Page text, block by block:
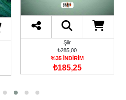
Şiir
₺380,00
%35 İNDİRİM
₺247,00